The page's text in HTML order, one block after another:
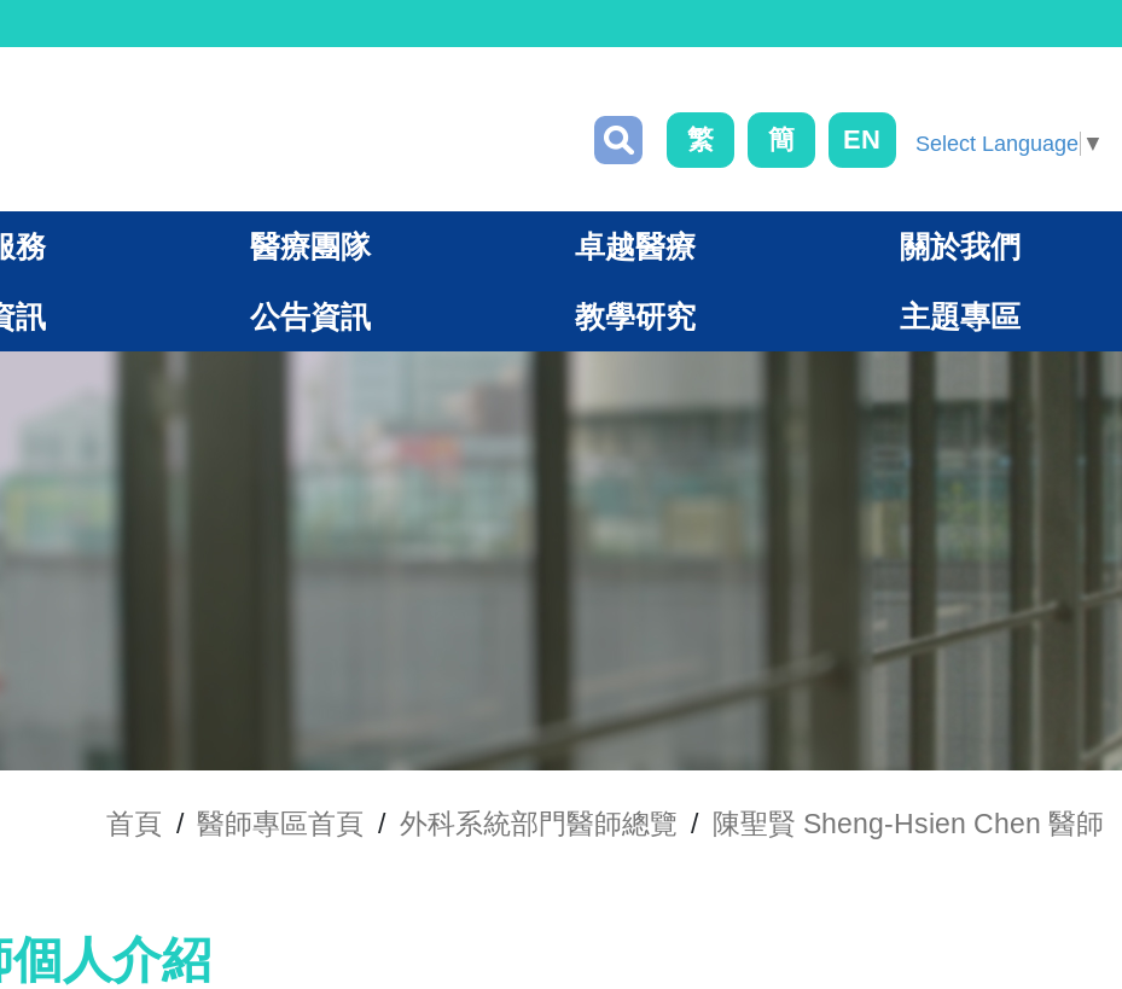
繁 簡 EN Select Language ▼
務 醫療團隊 卓越醫療 關於我們
訊 公告資訊 教學研究 主題專區
首頁 / 醫師專區首頁 / 外科系統部門醫師總覽 / 陳聖賢 Sheng-Hsien Chen 醫師
個人介紹